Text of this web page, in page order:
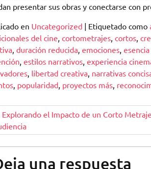
presentar sus obras y conectarse con
en Uncategorized | Etiquetado como
del cine, cortometrajes, cortos,
, duración reducida, emociones,
, estilos narrativos, experiencia
, libertad creativa, narrativas
, popularidad, proyectos más,
Explorando el Impacto de un Corto
una respuesta